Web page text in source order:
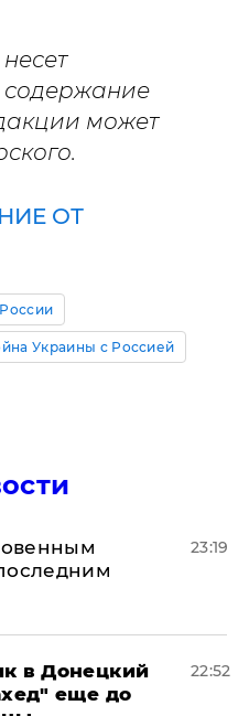
содержание
может
ОТ
Украины с Россией
23:19
в Донецкий
еще до
22:52